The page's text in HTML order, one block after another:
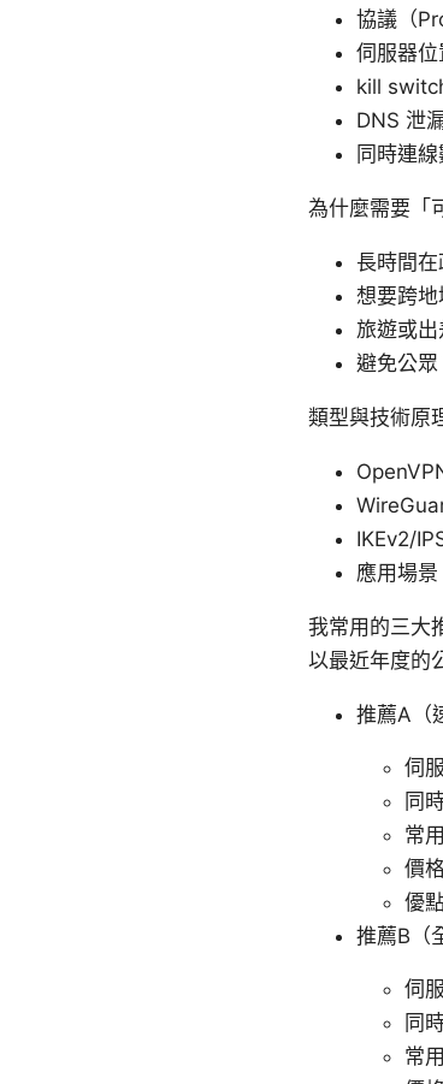
協議（
伺服器
kill
DNS 泄
同時連
為什麼需要「
長時間
想要跨
旅遊或
避免公
類型與技術原
IKEv2/
應用場
我常用的三大
以最近年度的
推薦A（
伺
同
常
價
優
推薦B（
伺
同
常